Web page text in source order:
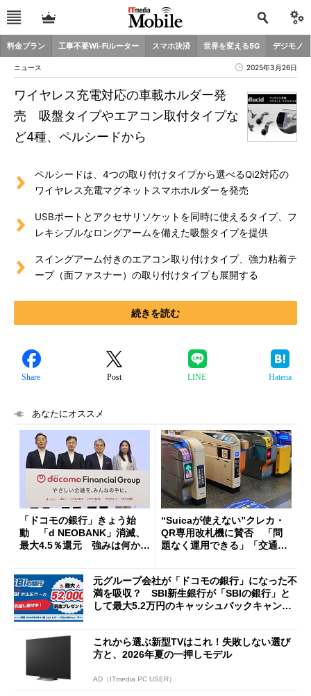
料金プラン 工事不要Wi-Fiルーター スマホ決済 世界を変える5G デジモノ
ニュース 2025年3月26日
ワイヤレス充電対応の車載ホルダー発
売 吸盤タイプやエアコン取付タイプな
ど4種、ペルシードから
ペルシードは、4つの取り付けタイプから選べるQi2対応の
ワイヤレス充電マグネットスマホホルダーを発売
USBポートとアクセサリソケットを同時に使えるタイプ、フ
レキシブルなロングアームを備えた吸盤タイプを提供
スイングアーム付きのエアコン取り付けタイプ、強力粘着テ
ープ（面ファスナー）の取り付けタイプも展開する
続きを読む
Share Post LINE Hatena
あなたにオススメ
「ドコモの銀行」きょう始
動 「d NEOBANK」消滅、
最大4.5％還元 強みは何か解
“Suicaが使えない”クレカ・
QR専用改札機に賛否 「問
題なく運用できる」「交通系I
元グループ会社が「ドコモの銀行」になった不
満を吸収？ SBI新生銀行が「SBIの銀行」と
して最大5.2万円のキャッシュバックキャンペ
これから選ぶ新型TVはこれ！失敗しない選び
方と、2026年夏の一押しモデル
AD（ITmedia PC USER）